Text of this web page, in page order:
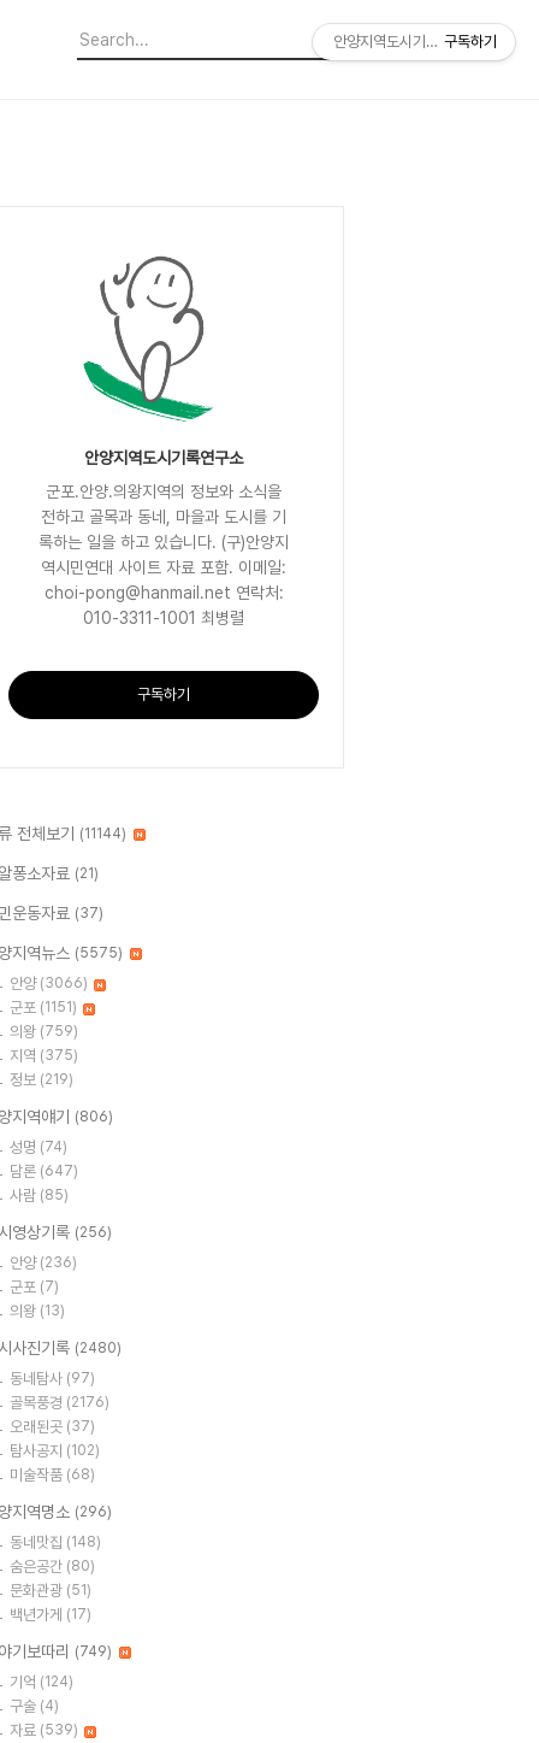
안양지역도시기록연구소
군포.안양.의왕지역의 정보와 소식을
전하고 골목과 동네, 마을과 도시를 기
록하는 일을 하고 있습니다. (구)안양지
역시민연대 사이트 자료 포함. 이메일:
choi-pong@hanmail.net 연락처:
010-3311-1001 최병렬
구독하기
전체보기 (11144)
퐁소자료 (21)
운동자료 (37)
지역뉴스 (5575)
안양 (3066)
군포 (1151)
의왕 (759)
지역 (375)
정보 (219)
지역얘기 (806)
성명 (74)
담론 (647)
사람 (85)
영상기록 (256)
안양 (236)
군포 (7)
의왕 (13)
사진기록 (2480)
동네탐사 (97)
골목풍경 (2176)
오래된곳 (37)
탐사공지 (102)
미술작품 (68)
지역명소 (296)
동네맛집 (148)
숨은공간 (80)
문화관광 (51)
백년가게 (17)
기보따리 (749)
기억 (124)
구술 (4)
자료 (539)
안양지역도시기록연구소
구독하기